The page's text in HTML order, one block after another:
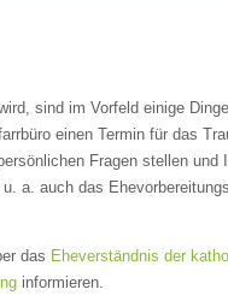
sind im Vorfeld einige
einen Termin für das
Fragen stellen und
a. auch das
das Eheverständnis der
informieren.